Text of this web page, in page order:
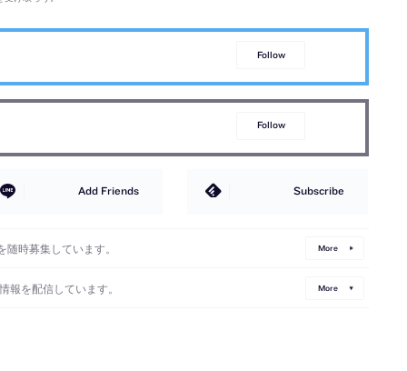
Follow
Follow
Add Friends Subscribe
時募集しています。 More
報を配信しています。 More